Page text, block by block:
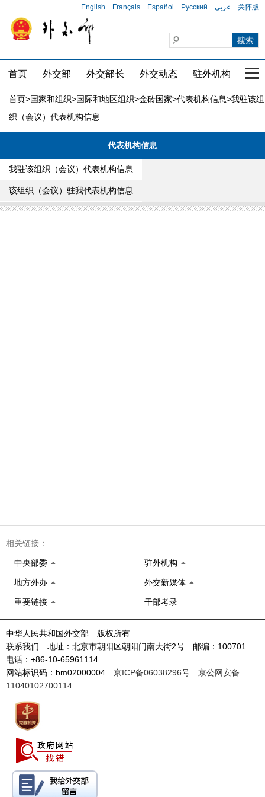
English Français Español Русский عربي 关怀版
首页 外交部 外交部长 外交动态 驻外机构 国
首页>国家和组织>国际和地区组织>金砖国家>代表机构信息>我驻该组
织（会议）代表机构信息
代表机构信息
我驻该组织（会议）代表机构信息
该组织（会议）驻我代表机构信息
相关链接：
中央部委 驻外机构
地方外办 外交新媒体
重要链接 干部考录
中华人民共和国外交部 版权所有
联系我们 地址：北京市朝阳区朝阳门南大街2号 邮编：100701
电话：+86-10-65961114
网站标识码：bm02000004 京ICP备06038296号
京公网安备
11040102700114